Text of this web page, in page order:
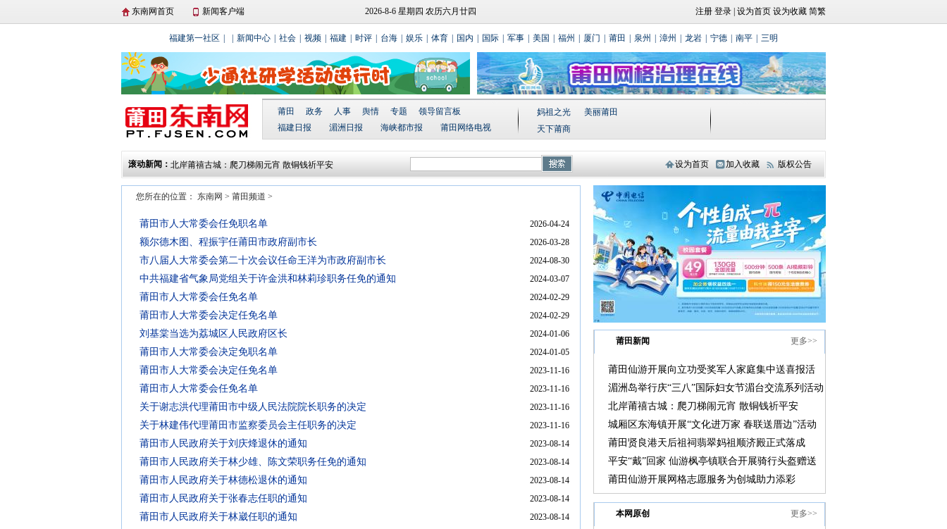
东南网首页 新闻客户端 2026-8-6 星期四 农历六月廿四 注册 登录 设为首页 设为收藏 简繁
福建第一社区 新闻中心 社会 视频 福建 时评 台海 娱乐 体育 国内 国际 军事 美国 福州 厦门 莆田 泉州 漳州 龙岩 宁德 南平 三明
莆田 政务 人事 舆情 专题
领导留言板
福建日报
湄洲日报 海峡都市报 莆田网络电视
妈祖之光
美丽莆田
天下莆商
滚动新闻：
莆田仙游开展向立功受奖军人家庭集中送喜报活
动
北岸莆禧古城：爬刀梯闹元宵 散铜钱祈平安
城厢区东海镇开展“文化进万家 春联送厝边”活动
莆田贤良港天后祖祠翡翠妈祖顺济殿正式落成
版权公告
加入收藏
设为首页
您所在的位置： 东南网 > 莆田频道 >
2026-04-24
莆田市人大常委会任免职名单
2026-03-28
额尔德木图、程振宇任莆田市政府副市长
2024-08-30
市八届人大常委会第二十次会议任命王洋为市政府副市长
2024-03-07
中共福建省气象局党组关于许金洪和林莉珍职务任免的通知
2024-02-29
莆田市人大常委会任免名单
2024-02-29
莆田市人大常委会决定任免名单
2024-01-06
刘基棠当选为荔城区人民政府区长
2024-01-05
莆田市人大常委会决定免职名单
2023-11-16
莆田市人大常委会决定任免名单
2023-11-16
莆田市人大常委会任免名单
2023-11-16
关于谢志洪代理莆田市中级人民法院院长职务的决定
2023-11-16
关于林建伟代理莆田市监察委员会主任职务的决定
2023-08-14
莆田市人民政府关于刘庆烽退休的通知
2023-08-14
莆田市人民政府关于林少雄、陈文荣职务任免的通知
2023-08-14
莆田市人民政府关于林德松退休的通知
2023-08-14
莆田市人民政府关于张春志任职的通知
2023-08-14
莆田市人民政府关于林崴任职的通知
更多>>
莆田新闻
莆田仙游开展向立功受奖军人家庭集中送喜报活
动
湄洲岛举行庆“三八”国际妇女节湄台交流系列活动
北岸莆禧古城：爬刀梯闹元宵 散铜钱祈平安
城厢区东海镇开展“文化进万家 春联送厝边”活动
莆田贤良港天后祖祠翡翠妈祖顺济殿正式落成
平安“戴”回家 仙游枫亭镇联合开展骑行头盔赠送
活动
莆田仙游开展网格志愿服务为创城助力添彩
更多>>
本网原创